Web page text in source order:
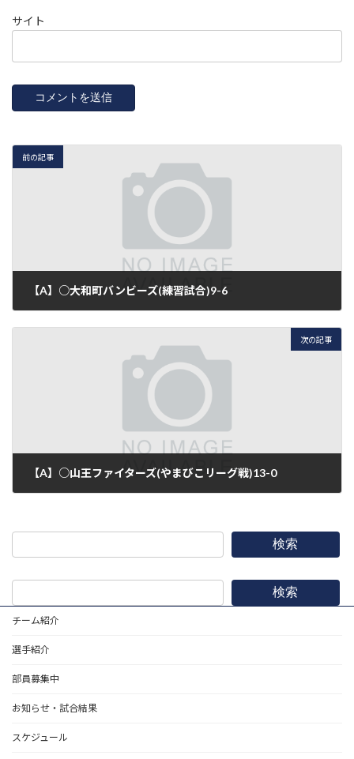
サイト
前の記事
【A】○大和町バンビーズ(練習試合)9-6
次の記事
【A】○山王ファイターズ(やまびこリーグ戦)13-0
検索
検索
チーム紹介
選手紹介
部員募集中
お知らせ・試合結果
スケジュール